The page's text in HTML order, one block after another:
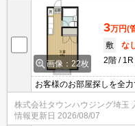
画像：22枚
3万円(
敷
な
2階
1R
お客様のお部屋探しを全
株式会社タウンハウジング埼玉
情報更新日 2026/08/07